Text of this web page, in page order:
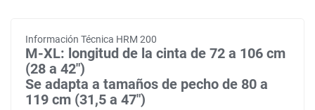
Información Técnica HRM 200
M-XL: longitud de la cinta de 72 a 106 cm
(28 a 42")
Se adapta a tamaños de pecho de 80 a
119 cm (31,5 a 47")